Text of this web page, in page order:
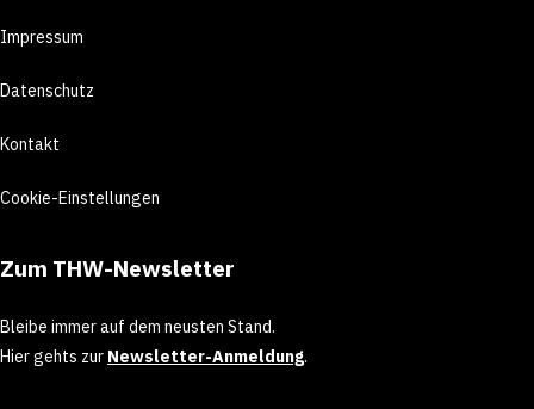
Impressum
Datenschutz
Kontakt
Cookie-Einstellungen
Zum THW-Newsletter
Bleibe immer auf dem neusten Stand.
Hier gehts zur Newsletter-Anmeldung.